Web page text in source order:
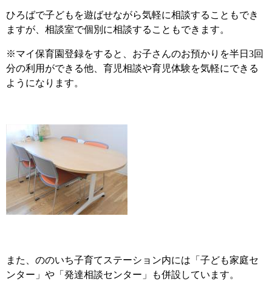
ひろばで子どもを遊ばせながら気軽に相談することもでき
ますが、相談室で個別に相談することもできます。
※マイ保育園登録をすると、お子さんのお預かりを半日3回
分の利用ができる他、育児相談や育児体験を気軽にできる
ようになります。
また、ののいち子育てステーション内には「子ども家庭セ
ンター」や「発達相談センター」も併設しています。